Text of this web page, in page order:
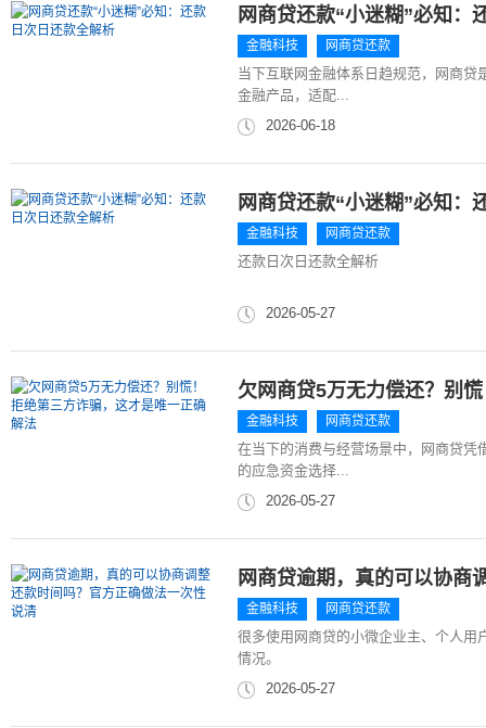
网商贷还款“小迷糊”必知：
金融科技 网商贷还款
当下互联网金融体系日趋规范，网商
金融产品，适配...
2026-06-18
网商贷还款“小迷糊”必知：
金融科技 网商贷还款
还款日次日还款全解析
2026-05-27
欠网商贷5万无力偿还？别
金融科技 网商贷还款
在当下的消费与经营场景中，网商贷凭
的应急资金选择...
2026-05-27
网商贷逾期，真的可以协商
金融科技 网商贷还款
很多使用网商贷的小微企业主、个人用
情况。
2026-05-27